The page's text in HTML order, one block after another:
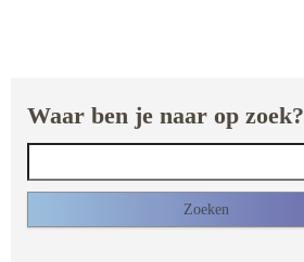
Waar ben je naar op zoek?